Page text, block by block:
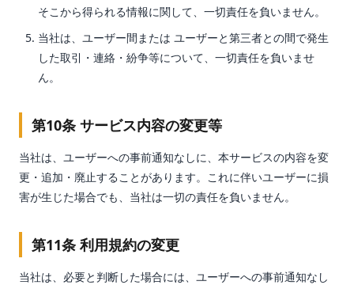
そこから得られる情報に関して、一切責任を負いません。
当社は、ユーザー間または ユーザーと第三者との間で発生
した取引・連絡・紛争等について、一切責任を負いませ
ん。
第10条 サービス内容の変更等
当社は、ユーザーへの事前通知なしに、本サービスの内容を変
更・追加・廃止することがあります。これに伴いユーザーに損
害が生じた場合でも、当社は一切の責任を負いません。
第11条 利用規約の変更
当社は、必要と判断した場合には、ユーザーへの事前通知なし